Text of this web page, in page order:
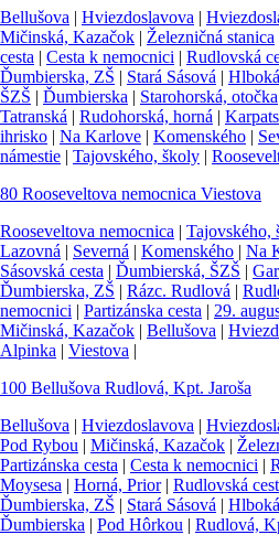
Bellušova | Hviezdoslavova |
Mičinská, Kazačok | Železničná stanica
cesta | Cesta k nemocnici | Rudlovská
Ďumbierska, ZŠ | Stará Sásová | Hlboká
ŠZŠ | Ďumbierska | Starohorská, otočka
Tatranská | Rudohorská, horná |
ihrisko | Na Karlove | Komenského |
námestie | Tajovského, školy |
80 Rooseveltova nemocnica Viestova
Rooseveltova nemocnica | Tajovského,
Lazovná | Severná | Komenského | Na
Sásovská cesta | Ďumbierská, ŠZŠ |
Ďumbierska, ZŠ | Rázc. Rudlová |
nemocnici | Partizánska cesta | 29.
Mičinská, Kazačok | Bellušova |
Alpinka | Viestova |
100 Bellušova Rudlová, Kpt. Jaroša
Bellušova | Hviezdoslavova |
Pod Rybou | Mičinská, Kazačok |
Partizánska cesta | Cesta k nemocnici |
Moysesa | Horná, Prior| Rudlovská
Ďumbierska, ZŠ | Stará Sásová | Hlboká
Ďumbierska | Pod Hôrkou | Rudlová,